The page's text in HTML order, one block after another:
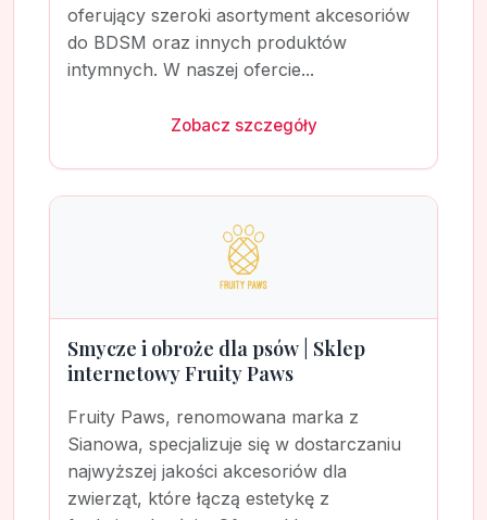
oferujący szeroki asortyment akcesoriów
do BDSM oraz innych produktów
intymnych. W naszej ofercie...
Zobacz szczegóły
Smycze i obroże dla psów | Sklep
internetowy Fruity Paws
Fruity Paws, renomowana marka z
Sianowa, specjalizuje się w dostarczaniu
najwyższej jakości akcesoriów dla
zwierząt, które łączą estetykę z